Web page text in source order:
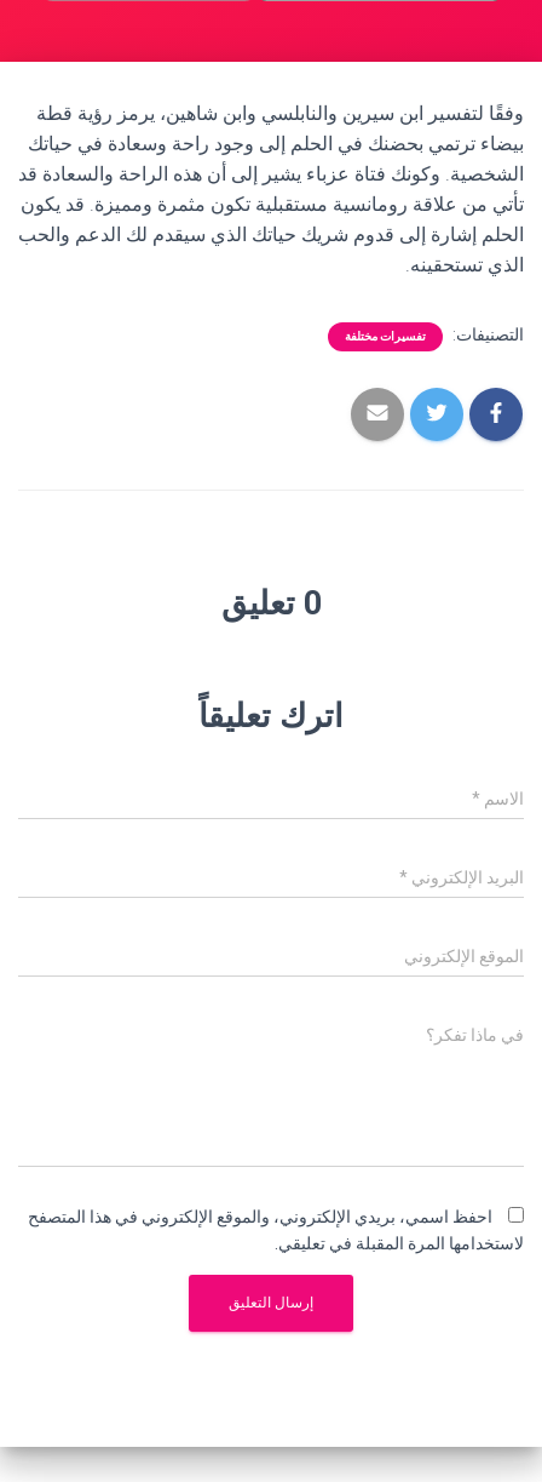
وفقًا لتفسير ابن سيرين والنابلسي وابن شاهين، يرمز رؤية قطة
بيضاء ترتمي بحضنك في الحلم إلى وجود راحة وسعادة في حياتك
الشخصية. وكونك فتاة عزباء يشير إلى أن هذه الراحة والسعادة قد
تأتي من علاقة رومانسية مستقبلية تكون مثمرة ومميزة. قد يكون
الحلم إشارة إلى قدوم شريك حياتك الذي سيقدم لك الدعم والحب
الذي تستحقينه.
التصنيفات: تفسيرات مختلفة
0 تعليق
اترك تعليقاً
الاسم *
البريد الإلكتروني *
الموقع الإلكتروني
في ماذا تفكر؟
احفظ اسمي، بريدي الإلكتروني، والموقع الإلكتروني في هذا المتصفح
لاستخدامها المرة المقبلة في تعليقي.